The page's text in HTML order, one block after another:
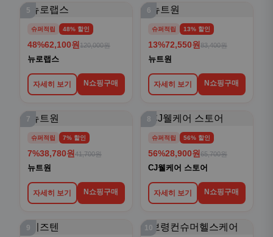
5
슈퍼적립 48% 할인
48%62,100원 120,000원
뉴로랩스
자세히 보기 N쇼핑구매
6
슈퍼적립 13% 할인
13%72,550원 83,400원
뉴트원
자세히 보기 N쇼핑구매
7
슈퍼적립 7% 할인
7%38,780원 41,700원
뉴트원
자세히 보기 N쇼핑구매
8
슈퍼적립 56% 할인
56%28,900원 65,700원
CJ웰케어 스토어
자세히 보기 N쇼핑구매
9 10